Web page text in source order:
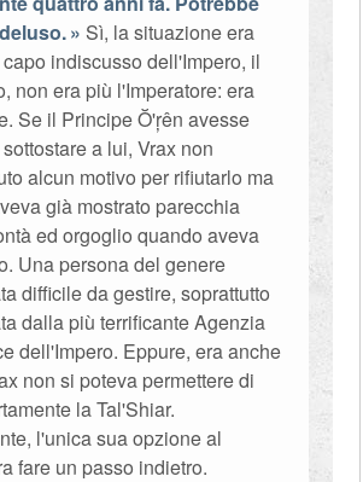
Sì, la situazione era
indiscusso dell'Impero, il
non era più l'Imperatore: era
Se il Principe Ŏ'ŗên avesse
a lui, Vrax non
alcun motivo per rifiutarlo ma
già mostrato parecchia
ed orgoglio quando aveva
Una persona del genere
difficile da gestire, soprattutto
dalla più terrificante Agenzia
dell'Impero. Eppure, era anche
non si poteva permettere di
la Tal'Shiar.
l'unica sua opzione al
fare un passo indietro.